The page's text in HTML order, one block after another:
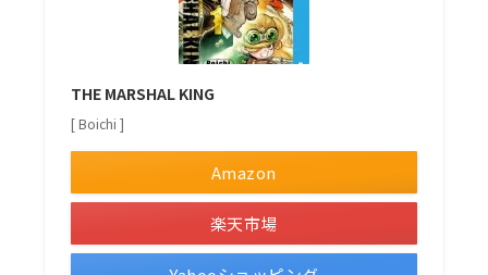
THE MARSHAL KING
[ Boichi ]
Amazon
楽天市場